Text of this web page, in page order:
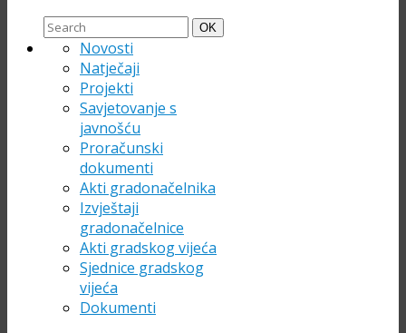
Search
for:
Search
OK
Novosti
Natječaji
Projekti
Savjetovanje s
javnošću
Proračunski
dokumenti
Akti gradonačelnika
Izvještaji
gradonačelnice
Akti gradskog vijeća
Sjednice gradskog
vijeća
Dokumenti